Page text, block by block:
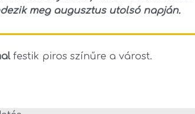
meg augusztus utolsó napján.
festik piros színűre a várost.